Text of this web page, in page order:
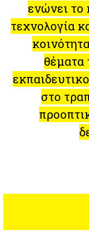
ενώνει το
τεχνολογία
θέματα
στο